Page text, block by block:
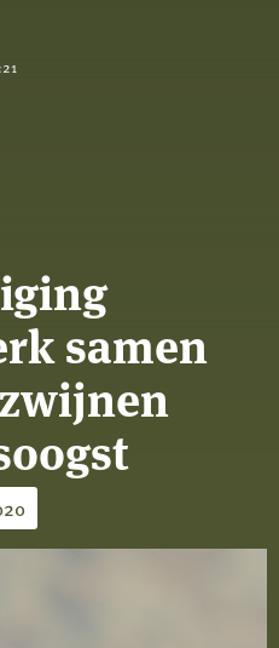
samen